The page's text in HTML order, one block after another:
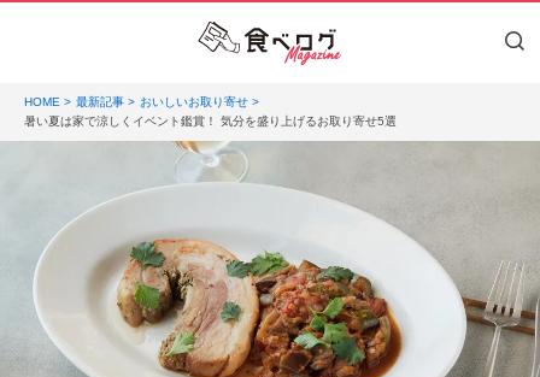
HOME 最新記事
おいしいお取り寄せ
暑い夏は家で涼しくイベント鑑賞！ 気分を盛り上げるお取り寄せ5選